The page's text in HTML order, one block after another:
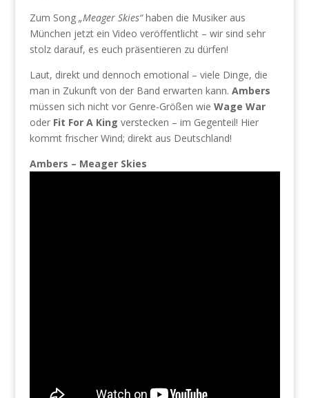
Zum Song „Meager Skies“haben die Musiker aus
München jetzt ein Video veröffentlicht – wir sind sehr
stolz darauf, es euch präsentieren zu dürfen!
Laut, direkt und dennoch emotional – viele Dinge, die
man in Zukunft von der Band erwarten kann. Ambers
müssen sich nicht vor Genre-Größen wie Wage War
oder Fit For A King verstecken – im Gegenteil! Hier
kommt frischer Wind; direkt aus Deutschland!
Ambers – Meager Skies